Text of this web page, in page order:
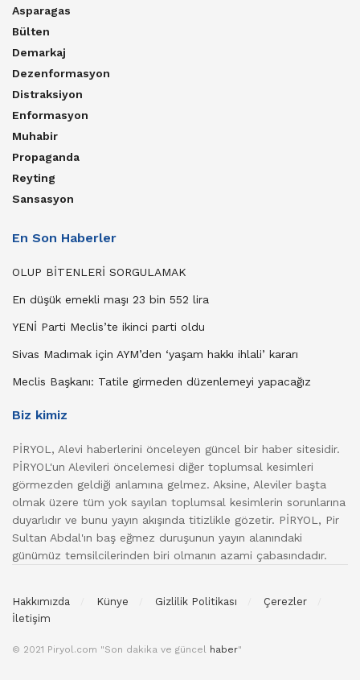
Asparagas
Bülten
Demarkaj
Dezenformasyon
Distraksiyon
Enformasyon
Muhabir
Propaganda
Reyting
Sansasyon
En Son Haberler
OLUP BİTENLERİ SORGULAMAK
En düşük emekli maşı 23 bin 552 lira
YENİ Parti Meclis’te ikinci parti oldu
Sivas Madımak için AYM’den ‘yaşam hakkı ihlali’ kararı
Meclis Başkanı: Tatile girmeden düzenlemeyi yapacağız
Biz kimiz
PİRYOL, Alevi haberlerini önceleyen güncel bir haber sitesidir.
PİRYOL'un Alevileri öncelemesi diğer toplumsal kesimleri
görmezden geldiği anlamına gelmez. Aksine, Aleviler başta
olmak üzere tüm yok sayılan toplumsal kesimlerin sorunlarına
duyarlıdır ve bunu yayın akışında titizlikle gözetir. PİRYOL, Pir
Sultan Abdal'ın baş eğmez duruşunun yayın alanındaki
günümüz temsilcilerinden biri olmanın azami çabasındadır.
Hakkımızda Künye Gizlilik Politikası
Çerezler
İletişim
© 2021 Piryol.com "Son dakika ve güncel haber"